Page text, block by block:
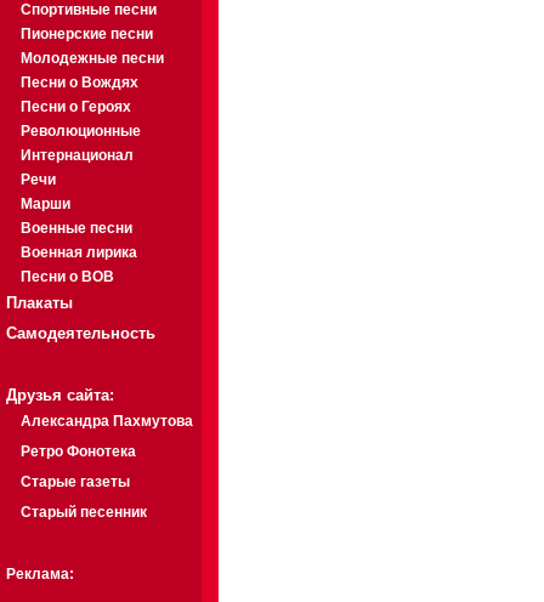
Спортивные песни
Пионерские песни
Молодежные песни
Песни о Вождях
Песни о Героях
Революционные
Интернационал
Речи
Марши
Военные песни
Военная лирика
Песни о ВОВ
Плакаты
Самодеятельность
Друзья сайта:
Александра Пахмутова
Ретро Фонотека
Старые газеты
Старый песенник
Реклама: